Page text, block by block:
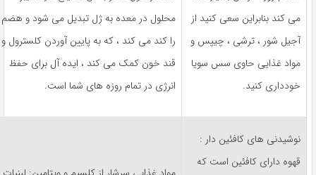
می کند بنابراین سعی کنید از
آجیل شور ، ترشی ، چیپس و
مواد غذایی حاوی سس سویا
خودداری کنید.
محلول در معده به ژل تبدیل می شود و هضم
را کند می کند ، که به پایین آوردن کلسترول و
قند خون کمک می کند ، ایده آل برای حفظ
انرژی در تمام روزه های شما است.
نوشیدنی های کافئین دار :
قهوه دارای کافئین است که